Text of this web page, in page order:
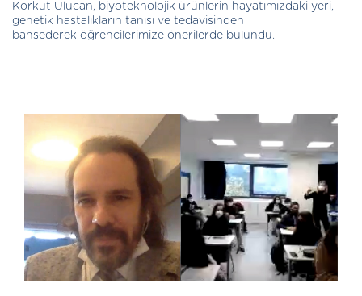
Korkut Ulucan, biyoteknolojik ürünlerin hayatımızdaki yeri,
genetik hastalıkların tanısı ve tedavisinden
bahsederek öğrencilerimize önerilerde bulundu.